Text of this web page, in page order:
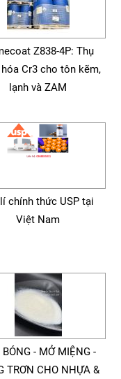
Z838-4P: Thụ
Cr3 cho tôn kẽm,
lạnh và ZAM
chính thức USP tại
Việt Nam
BÓNG - MỞ MIỆNG -
TRƠN CHO NHỰA &